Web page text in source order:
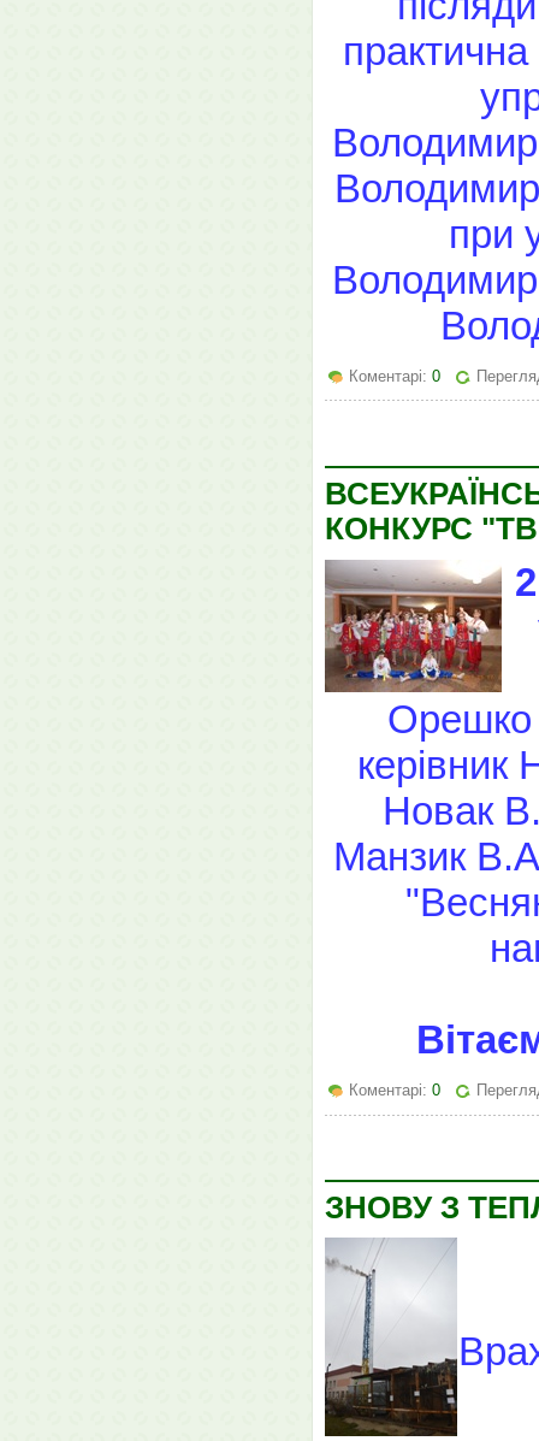
при
Коментарі: 0
КОНКУРС
Орешко
керівник
Новак
Манзик
Коментарі: 0
ЗНОВУ З